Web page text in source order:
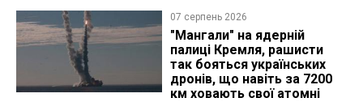
07 серпень 2026
"Мангали" на ядерній
палиці Кремля, рашисти
так бояться українських
дронів, що навіть за 7200
км ховають свої атомні